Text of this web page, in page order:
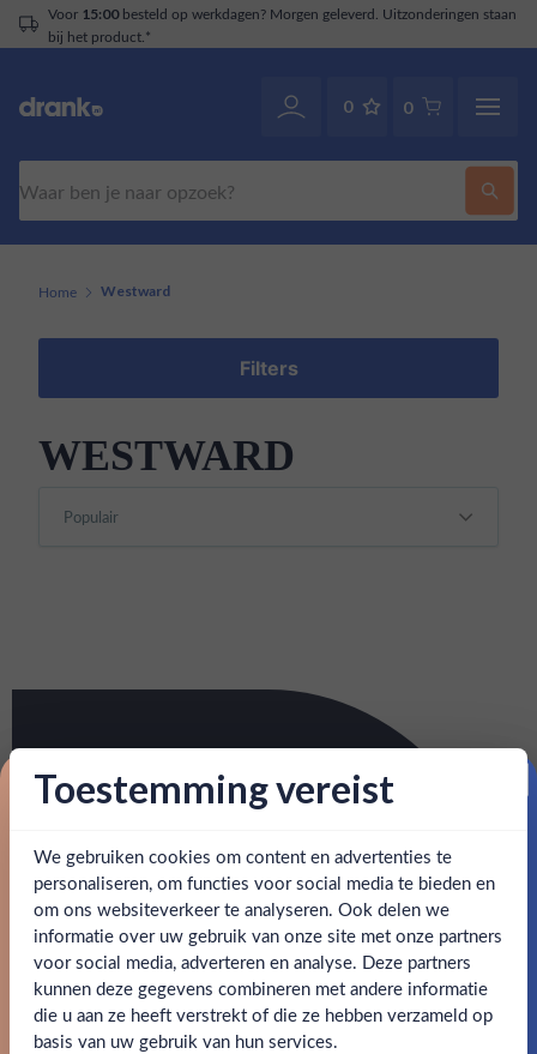
Voor 15:00besteld op werkdagen? Morgen geleverd. Uitzonderingen staan
bij het product.*
0 0
Ben jij 18 jaar of ouder?
Ja Nee
Home Westward
Filters
WESTWARD
Toestemming vereist
We gebruiken cookies om content en advertenties te
personaliseren, om functies voor social media te bieden en
om ons websiteverkeer te analyseren. Ook delen we
informatie over uw gebruik van onze site met onze partners
voor social media, adverteren en analyse. Deze partners
kunnen deze gegevens combineren met andere informatie
die u aan ze heeft verstrekt of die ze hebben verzameld op
basis van uw gebruik van hun services.
Proost op je eerste korting!
Schrijf je in en ontvang direct 5% korting op je eerste
bestelling.
Email
Claim mijn korting